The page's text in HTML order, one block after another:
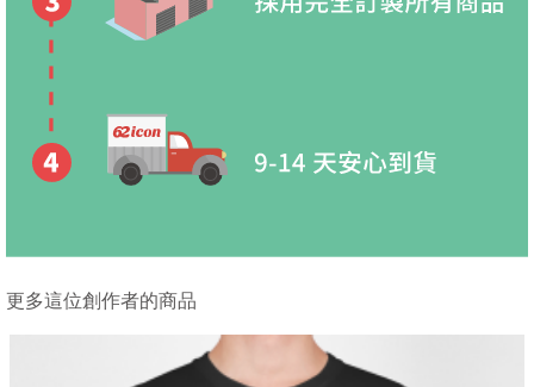
更多這位創作者的商品